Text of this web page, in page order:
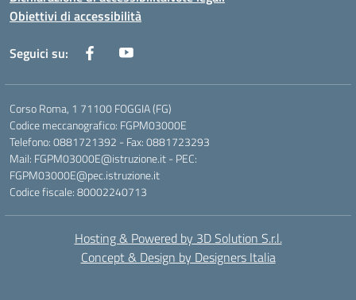
Obiettivi di accessibilità
Seguici su:
Corso Roma, 1 71100 FOGGIA (FG)
Codice meccanografico: FGPM03000E
Telefono: 0881721392 - Fax: 0881723293
Mail: FGPM03000E@istruzione.it - PEC:
FGPM03000E@pec.istruzione.it
Codice fiscale: 80002240713
Hosting & Powered by 3D Solution S.r.l.
Concept & Design by Designers Italia